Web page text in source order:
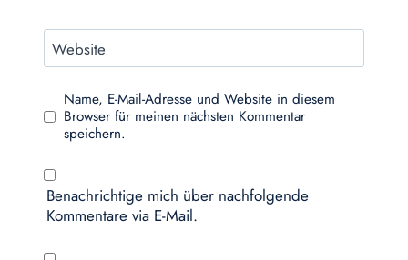
Website
Name, E-Mail-Adresse und Website in diesem
Browser für meinen nächsten Kommentar
speichern.
Benachrichtige mich über nachfolgende
Kommentare via E-Mail.